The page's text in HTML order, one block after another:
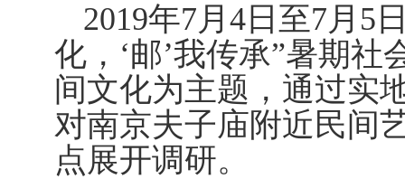
2019年7月4日至7月5
化，‘邮’我传承”暑期
间文化为主题，通过实
对南京夫子庙附近民间
点展开调研。